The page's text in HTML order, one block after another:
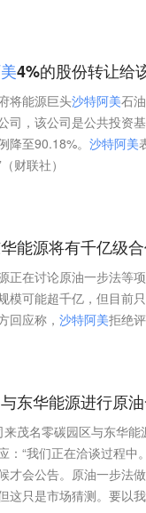
美4%的股份转让给
将能源巨头沙特阿美石
，该公司是公共投资
降至90.18%。 沙特阿美
财联社）
能源将有千亿级合
正在讨论原油一步法等
模可能超千亿，但目前
回应称， 沙特阿美拒绝
东华能源进行原
来茂名零碳园区与东华
：“我们正在洽谈过程
才会公告。原油一步法
这只是市场猜测。要以我